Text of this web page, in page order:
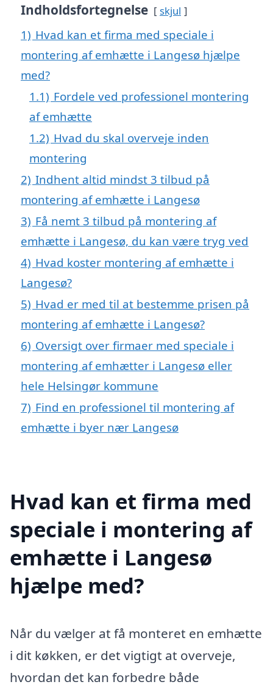
Indholdsfortegnelse skjul
1) Hvad kan et firma med speciale i
montering af emhætte i Langesø hjælpe
med?
1.1) Fordele ved professionel montering
af emhætte
1.2) Hvad du skal overveje inden
montering
2) Indhent altid mindst 3 tilbud på
montering af emhætte i Langesø
3) Få nemt 3 tilbud på montering af
emhætte i Langesø, du kan være tryg ved
4) Hvad koster montering af emhætte i
Langesø?
5) Hvad er med til at bestemme prisen på
montering af emhætte i Langesø?
6) Oversigt over firmaer med speciale i
montering af emhætter i Langesø eller
hele Helsingør kommune
7) Find en professionel til montering af
emhætte i byer nær Langesø
Hvad kan et firma med
speciale i montering af
emhætte i Langesø
hjælpe med?
Når du vælger at få monteret en emhætte
i dit køkken, er det vigtigt at overveje,
hvordan det kan forbedre både